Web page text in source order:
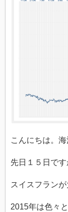
ン
こんにちは。海
先日１５日です
スイスフラン
2015年は色々